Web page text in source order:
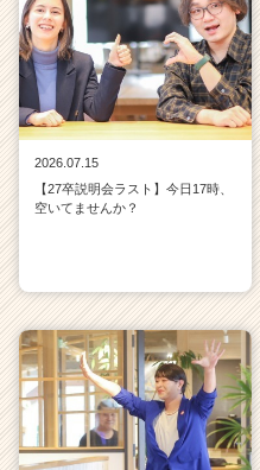
2026.07.15
【27卒説明会ラスト】今日17時、
空いてませんか？